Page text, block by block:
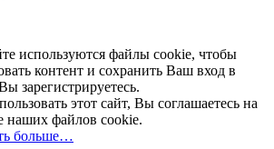
используются файлы cookie, чтобы
контент и сохранить Ваш вход в
зарегистрируетесь.
этот сайт, Вы соглашаетесь на
наших файлов cookie.
больше…